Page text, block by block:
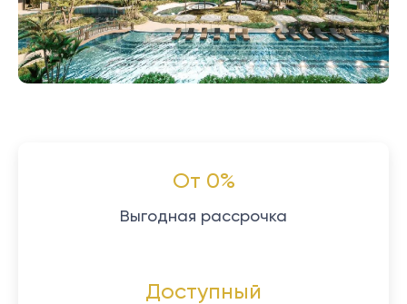
От 0%
Выгодная рассрочка
Доступный